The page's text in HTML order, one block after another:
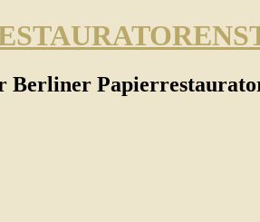
Berliner